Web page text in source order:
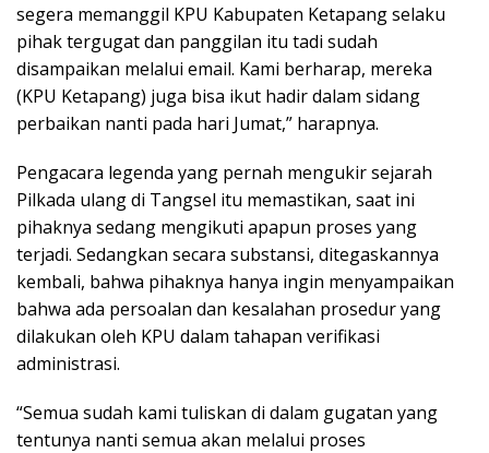
segera memanggil KPU Kabupaten Ketapang selaku
pihak tergugat dan panggilan itu tadi sudah
disampaikan melalui email. Kami berharap, mereka
(KPU Ketapang) juga bisa ikut hadir dalam sidang
perbaikan nanti pada hari Jumat,” harapnya.
Pengacara legenda yang pernah mengukir sejarah
Pilkada ulang di Tangsel itu memastikan, saat ini
pihaknya sedang mengikuti apapun proses yang
terjadi. Sedangkan secara substansi, ditegaskannya
kembali, bahwa pihaknya hanya ingin menyampaikan
bahwa ada persoalan dan kesalahan prosedur yang
dilakukan oleh KPU dalam tahapan verifikasi
administrasi.
“Semua sudah kami tuliskan di dalam gugatan yang
tentunya nanti semua akan melalui proses